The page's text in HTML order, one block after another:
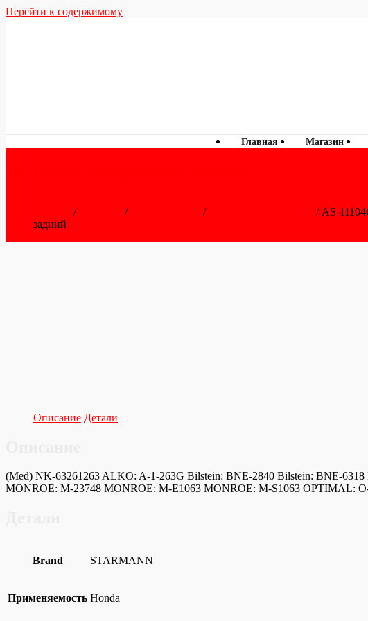
Перейти к содержимому
Главная Магазин
/ / /
/ AS-
задний
Описание Детали
(Med) NK-63261263 ALKO: A-1-263G Bilstein: BNE-2840 Bilstein: BNE-
MONROE: M-23748 MONROE: M-E1063 MONROE: M-S1063 OPTIMAL:
Brand STARMANN
Применяемость Honda